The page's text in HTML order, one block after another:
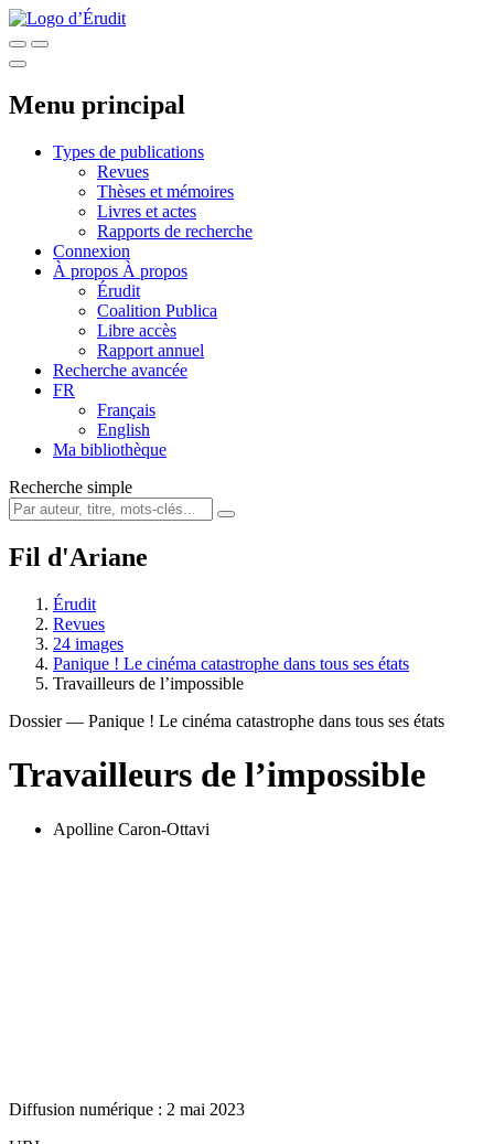
Menu principal
Types de publications
Revues
Thèses et mémoires
Livres et actes
Rapports de recherche
Connexion
À propos À propos
Érudit
Coalition Publica
Libre accès
Rapport annuel
Recherche avancée
FR
Français
English
Ma bibliothèque
Recherche simple
Fil d'Ariane
Érudit
Revues
24 images
Panique ! Le cinéma catastrophe dans tous ses états
Travailleurs de l’impossible
Dossier — Panique ! Le cinéma catastrophe dans tous ses états
Travailleurs de l’impossible
Apolline Caron-Ottavi
Diffusion numérique : 2 mai 2023